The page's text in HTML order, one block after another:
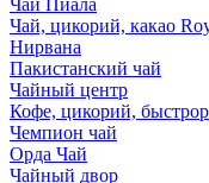
Чай Пиала
Чай, цикорий, какао
Нирвана
Пакистанский чай
Чайный центр
Кофе, цикорий,
Чемпион чай
Орда Чай
Чайный двор